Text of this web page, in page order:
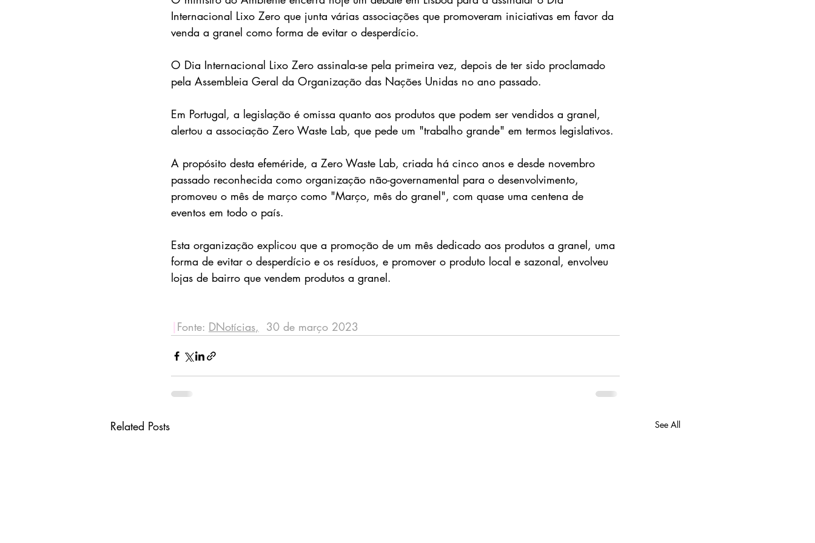
Internacional Lixo Zero que junta várias associações que promoveram iniciativas em favor da
venda a granel como forma de evitar o desperdício.
O Dia Internacional Lixo Zero assinala-se pela primeira vez, depois de ter sido proclamado
pela Assembleia Geral da Organização das Nações Unidas no ano passado.
Em Portugal, a legislação é omissa quanto aos produtos que podem ser vendidos a granel,
alertou a associação Zero Waste Lab, que pede um "trabalho grande" em termos legislativos.
A propósito desta efeméride, a Zero Waste Lab, criada há cinco anos e desde novembro
passado reconhecida como organização não-governamental para o desenvolvimento,
promoveu o mês de março como "Março, mês do granel", com quase uma centena de
eventos em todo o país.
Esta organização explicou que a promoção de um mês dedicado aos produtos a granel, uma
forma de evitar o desperdício e os resíduos, e promover o produto local e sazonal, envolveu
lojas de bairro que vendem produtos a granel.
| Fonte: DNotícias,
  30 de março 2023
Related Posts See All